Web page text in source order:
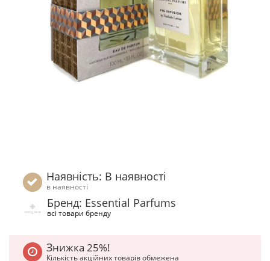
Наявність: В наявності
в наявності
Бренд: Essential Parfums
всі товари бренду
Знижка 25%!
Кількість акційних товарів обмежена